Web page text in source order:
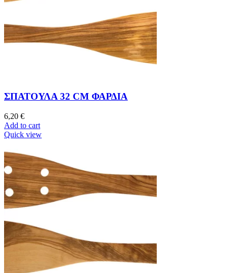
ΣΠΑΤΟΥΛΑ 32 CM ΦΑΡΔΙΑ
6,20 €
Add to cart
Quick view